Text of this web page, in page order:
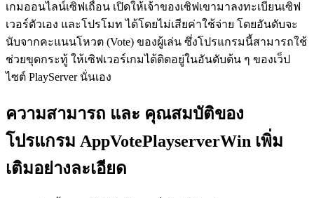
เกมออนไลน์เซิฟเถื่อน เปิดให้เจ้าของเซิฟเขามาลงทะเบียนเซิฟ
เวอร์ตัวเอง และโปรโมท ได้โดยไม่เสียค่าใช้จ่าย โดยอันดับจะ
นับจากคะแนนโหวต (Vote) ของผู้เล่น ซึ่งโปรแกรมนี้สามารถใช้
ช่วยขุดกระทู้ ให้เซิฟเวอร์เกมได้ติดอยู่ในอันดับต้น ๆ ของเว็ป
ไซต์ PlayServer นั่นเอง
ความสามารถ และ คุณสมบัติของ
โปรแกรม AppVotePlayserverWin เพิ่ม
เติมอย่างละเอียด